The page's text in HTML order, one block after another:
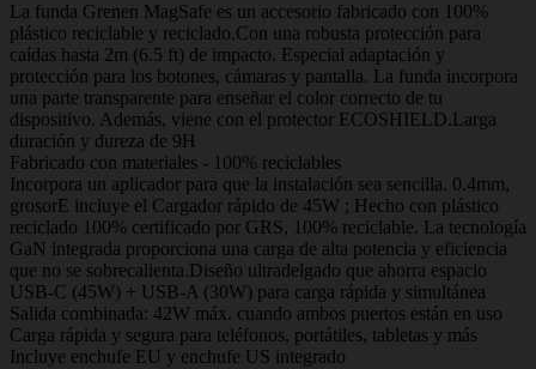
La funda Grenen MagSafe es un accesorio fabricado con 100%
plástico reciclable y reciclado.Con una robusta protección para
caídas hasta 2m (6.5 ft) de impacto. Especial adaptación y
protección para los botones, cámaras y pantalla. La funda incorpora
una parte transparente para enseñar el color correcto de tu
dispositivo. Además, viene con el protector ECOSHIELD.Larga
duración y dureza de 9H
Fabricado con materiales - 100% reciclables
Incorpora un aplicador para que la instalación sea sencilla. 0.4mm,
grosorE incluye el Cargador rápido de 45W ; Hecho con plástico
reciclado 100% certificado por GRS, 100% reciclable. La tecnología
GaN integrada proporciona una carga de alta potencia y eficiencia
que no se sobrecalienta.Diseño ultradelgado que ahorra espacio
USB-C (45W) + USB-A (30W) para carga rápida y simultánea
Salida combinada: 42W máx. cuando ambos puertos están en uso
Carga rápida y segura para teléfonos, portátiles, tabletas y más
Incluye enchufe EU y enchufe US integrado